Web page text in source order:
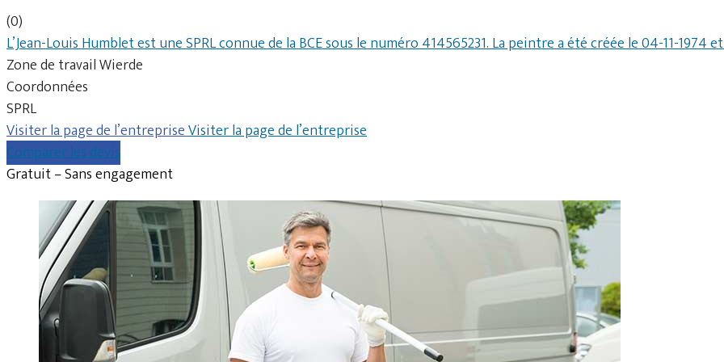
(0)
L’Jean-Louis Humblet est une SPRL connue de la BCE sous le numéro 414565231. La peintre a été créée le 04-11-1974
Zone de travail Wierde
Coordonnées
SPRL
Visiter la page de l’entrepriseVisiter la page de l’entreprise
Comparer les devis
Gratuit – Sans engagement